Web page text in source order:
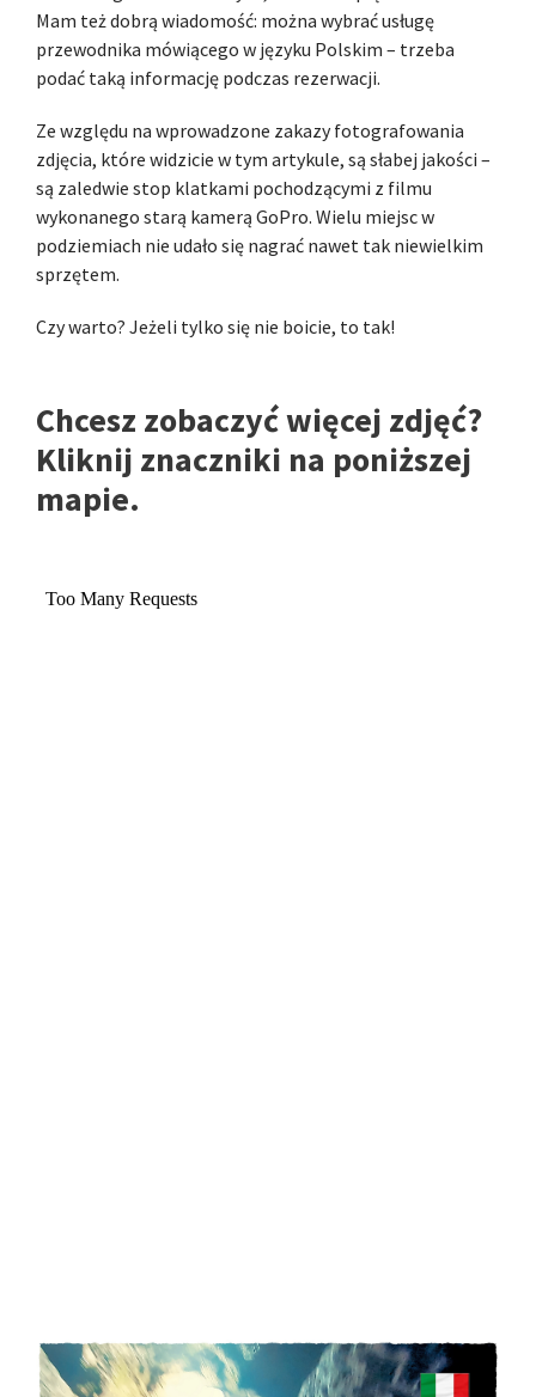
Mam też dobrą wiadomość: można wybrać usługę
przewodnika mówiącego w języku Polskim – trzeba
podać taką informację podczas rezerwacji.
Ze względu na wprowadzone zakazy fotografowania
zdjęcia, które widzicie w tym artykule, są słabej jakości –
są zaledwie stop klatkami pochodzącymi z filmu
wykonanego starą kamerą GoPro. Wielu miejsc w
podziemiach nie udało się nagrać nawet tak niewielkim
sprzętem.
Czy warto? Jeżeli tylko się nie boicie, to tak!
Chcesz zobaczyć więcej zdjęć?
Kliknij znaczniki na poniższej
mapie.